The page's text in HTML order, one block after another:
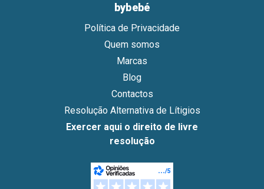
bybebé
Política de Privacidade
Quem somos
Marcas
Blog
Contactos
Resolução Alternativa de Lítigios
Exercer aqui o direito de livre
resolução